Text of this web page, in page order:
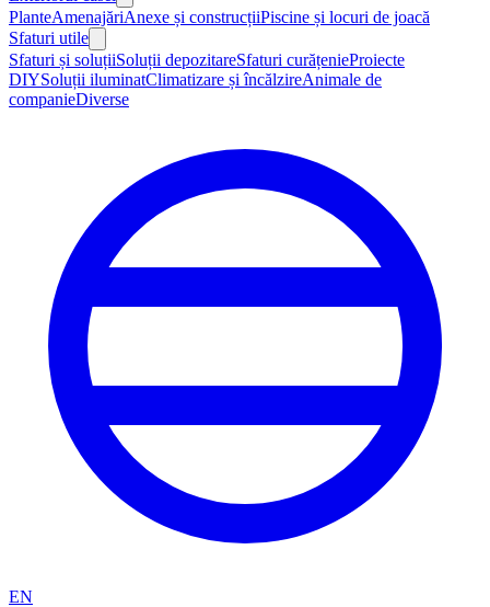
PlanteAmenajăriAnexe și construcțiiPiscine și locuri de joacă
Sfaturi utile
Sfaturi și soluțiiSoluții depozitareSfaturi curățenieProiecte
DIYSoluții iluminatClimatizare și încălzireAnimale de
companieDiverse
EN